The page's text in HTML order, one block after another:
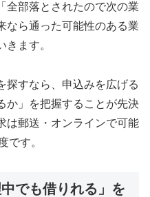
全部落とされたので次の業
なら通った可能性のある業
ます。
探すなら、申込みを広げる
か」を把握することが先決
は郵送・オンラインで可能
です。
でも借りれる」を